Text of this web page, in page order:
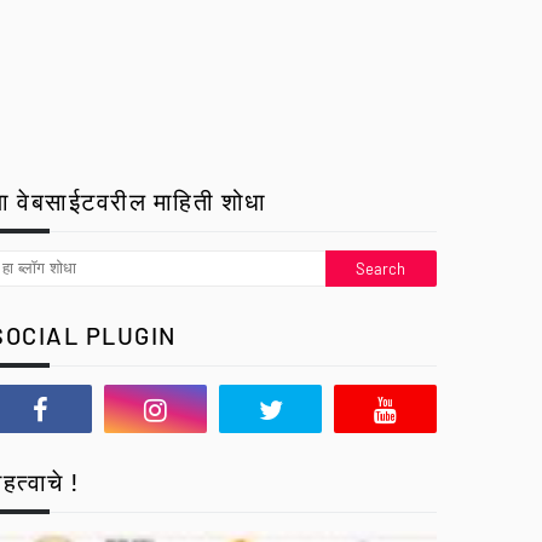
वेबसाईटवरील माहिती शोधा
PLUGIN
!